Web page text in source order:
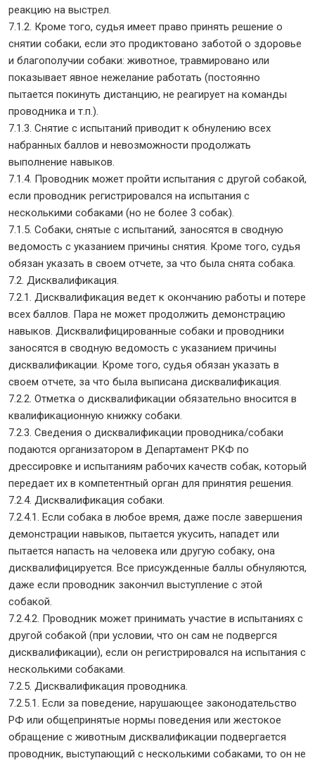
реакцию на выстрел.
7.1.2. Кроме того, судья имеет право принять решение о
снятии собаки, если это продиктовано заботой о здоровье
и благополучии собаки: животное, травмировано или
показывает явное нежелание работать (постоянно
пытается покинуть дистанцию, не реагирует на команды
проводника и т.п.).
7.1.3. Снятие с испытаний приводит к обнулению всех
набранных баллов и невозможности продолжать
выполнение навыков.
7.1.4. Проводник может пройти испытания с другой собакой,
если проводник регистрировался на испытания с
несколькими собаками (но не более 3 собак).
7.1.5. Собаки, снятые с испытаний, заносятся в сводную
ведомость с указанием причины снятия. Кроме того, судья
обязан указать в своем отчете, за что была снята собака.
7.2. Дисквалификация.
7.2.1. Дисквалификация ведет к окончанию работы и потере
всех баллов. Пара не может продолжить демонстрацию
навыков. Дисквалифицированные собаки и проводники
заносятся в сводную ведомость с указанием причины
дисквалификации. Кроме того, судья обязан указать в
своем отчете, за что была выписана дисквалификация.
7.2.2. Отметка о дисквалификации обязательно вносится в
квалификационную книжку собаки.
7.2.3. Сведения о дисквалификации проводника/собаки
подаются организатором в Департамент РКФ по
дрессировке и испытаниям рабочих качеств собак, который
передает их в компетентный орган для принятия решения.
7.2.4. Дисквалификация собаки.
7.2.4.1. Если собака в любое время, даже после завершения
демонстрации навыков, пытается укусить, нападет или
пытается напасть на человека или другую собаку, она
дисквалифицируется. Все присужденные баллы обнуляются,
даже если проводник закончил выступление с этой
собакой.
7.2.4.2. Проводник может принимать участие в испытаниях с
другой собакой (при условии, что он сам не подвергся
дисквалификации), если он регистрировался на испытания с
несколькими собаками.
7.2.5. Дисквалификация проводника.
7.2.5.1. Если за поведение, нарушающее законодательство
РФ или общепринятые нормы поведения или жестокое
обращение с животным дисквалификации подвергается
проводник, выступающий с несколькими собаками, то он не